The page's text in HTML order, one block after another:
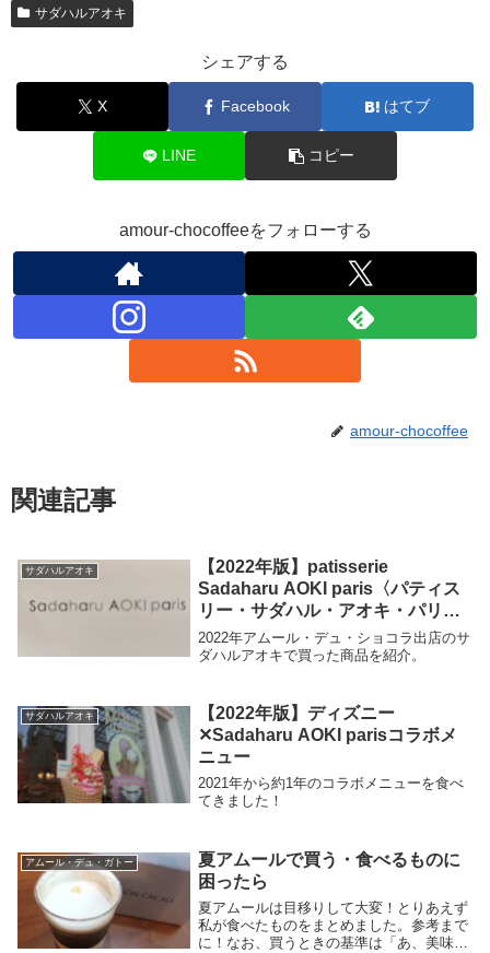
サダハルアオキ
シェアする
X Facebook はてブ
LINE コピー
amour-chocoffeeをフォローする
amour-chocoffee
関連記事
サダハルアオキ
【2022年版】patisserie
Sadaharu AOKI paris〈パティス
リー・サダハル・アオキ・パリ〉
【アムール・デュ・ショコラ】
2022年アムール・デュ・ショコラ出店のサ
ダハルアオキで買った商品を紹介。
サダハルアオキ
【2022年版】ディズニー
✕Sadaharu AOKI parisコラボメ
ニュー
2021年から約1年のコラボメニューを食べ
てきました！
アムール・デュ・ガトー
夏アムールで買う・食べるものに
困ったら
夏アムールは目移りして大変！とりあえず
私が食べたものをまとめました。参考まで
に！なお、買うときの基準は「あ、美味し